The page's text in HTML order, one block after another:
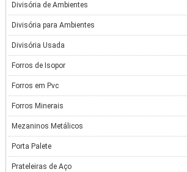
Divisória de Ambientes
Divisória para Ambientes
Divisória Usada
Forros de Isopor
Forros em Pvc
Forros Minerais
Mezaninos Metálicos
Porta Palete
Prateleiras de Aço